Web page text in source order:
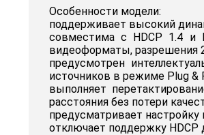
Особенности модели:
поддерживает высокий
совместима с HDCP 1.4 и
видеоформаты, разрешения
предусмотрен
источников в режиме Plug &
выполняет
расстояния без потери
предусматривает настройку
отключает поддержку HDCP